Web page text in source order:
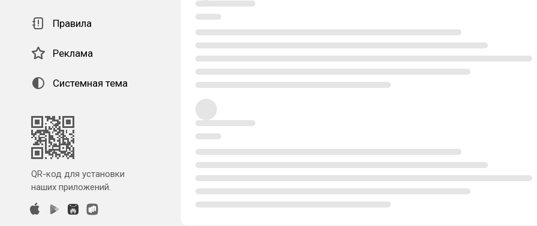
Правила
Реклама
Системная тема
QR-код для установки
наших приложений.